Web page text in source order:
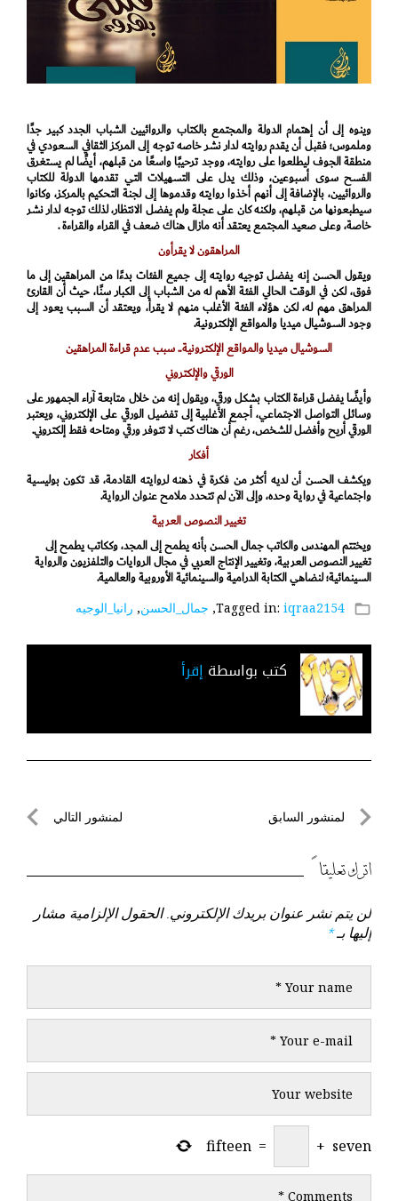
وينوه إلى أن إهتمام الدولة والمجتمع بالكتاب والروائيين الشباب الجدد كبير جدًا
وملموس؛ فقبل أن يقدم روايته لدار نشر خاصه توجه إلى المركز الثقافي السعودي في
منطقة الجوف ليطلعوا على روايته، ووجد ترحيبًا واسعًا من قبلهم، أيضًا لم يستغرق
الفسح سوى أسبوعين، وذلك يدل على التسهيلات التي تقدمها الدولة للكتاب
والروائيين، بالإضافة إلى أنهم أخذوا روايته وقدموها إلى لجنة التحكيم بالمركز، وكانوا
سيطبعونها من قبلهم، ولكنه كان على عجلة ولم يفضل الانتظار، لذلك توجه لدار نشر
خاصة، وعلى صعيد المجتمع يعتقد أنه مازال هناك ضعف في القراء والقراءة .
المراهقون لا يقرأون
ويقول الحسن إنه يفضل توجيه روايته إلى جميع الفئات بدءًا من المراهقين إلى ما
فوق، لكن في الوقت الحالي الفئة الأهم له من الشباب إلى الكبار سنًا، حيث أن القارئ
المراهق مهم له، لكن هؤلاء الفئة الأغلب منهم لا يقرأ، ويعتقد أن السبب يعود إلى
وجود السوشيال ميديا والمواقع الإلكترونية.
السوشيال ميديا والمواقع الإلكترونية.. سبب عدم قراءة المراهقين
الورقي والإلكتروني
وأيضًا يفضل قراءة الكتاب بشكل ورقي، ويقول إنه من خلال متابعة آراء الجمهور على
وسائل التواصل الاجتماعي، أجمع الأغلبية إلى تفضيل الورقي على الإلكتروني، ويعتبر
الورقي أريح وأفضل للشخص، رغم أن هناك كتب لا تتوفر ورقي ومتاحه فقط إلكتروني.
أفكار
ويكشف الحسن أن لديه أكثر من فكرة في ذهنه لروايته القادمة، قد تكون بوليسية
واجتماعية في رواية وحده، وإلى الآن لم تتحدد ملامح عنوان الرواية.
تغيير النصوص العربية
ويختتم المهندس والكاتب جمال الحسن بأنه يطمح إلى المجد، وككاتب يطمح إلى
تغيير النصوص العربية، وتغيير الإنتاج العربي في مجال الروايات والتلفزيون والرواية
السينمائية؛ لنضاهي الكتابة الدرامية والسينمائية الأوروبية والعالمية.
folder_open
Tagged in: iqraa2154
, جمال_الحسن, رانيا_الوجيه
كتب بواسطة إقرأ
تصفّحلمنشور السابق
السابق
لمنشور التالي
اترك تعليقاً
لن يتم نشر عنوان بريدك الإلكتروني. الحقول الإلزامية مشار
إليها بـ*
seven
+
=
fifteen